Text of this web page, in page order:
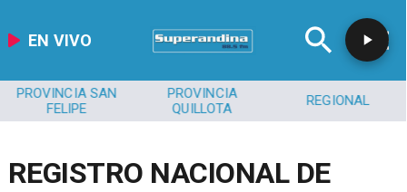
EN VIVO
PROVINCIA SAN
FELIPE
PROVINCIA
QUILLOTA
REGIONAL
REGISTRO NACIONAL DE